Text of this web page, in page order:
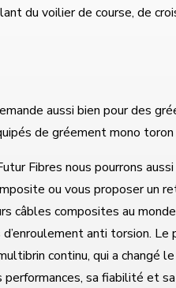
du voilier de course, de
aussi bien pour des
de gréement mono toron
Fibres nous pourrons
ou vous proposer un
câbles composites au
anti torsion. Le
continu, qui a changé
sa fiabilité et